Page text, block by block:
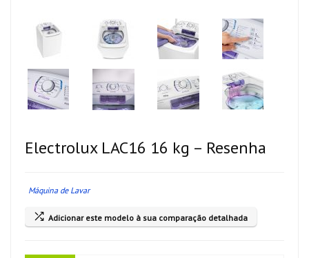
Electrolux LAC16 16 kg – Resenha
Máquina de Lavar
Adicionar este modelo à sua comparação detalhada